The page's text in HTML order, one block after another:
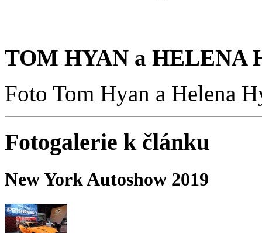
TOM HYAN a HELENA
Foto Tom Hyan a Helena
Fotogalerie k článku
New York Autoshow 2019